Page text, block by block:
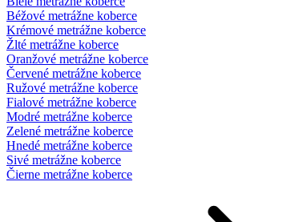
Béžové metrážne koberce
Krémové metrážne koberce
Žlté metrážne koberce
Oranžové metrážne koberce
Červené metrážne koberce
Ružové metrážne koberce
Fialové metrážne koberce
Modré metrážne koberce
Zelené metrážne koberce
Hnedé metrážne koberce
Sivé metrážne koberce
Čierne metrážne koberce